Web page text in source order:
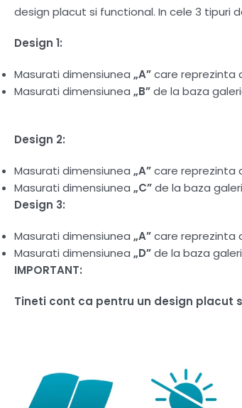
design placut si functional. In cele 3 tipuri
Design 1:
Masurati dimensiunea „A”care reprezinta
Masurati dimensiunea „B”de la baza
Design 2:
Masurati dimensiunea „A”care reprezinta
Masurati dimensiunea „C”de la baza
Design 3:
Masurati dimensiunea „A”care reprezinta
Masurati dimensiunea „D”de la baza
IMPORTANT:
Tineti cont ca pentru un design placut